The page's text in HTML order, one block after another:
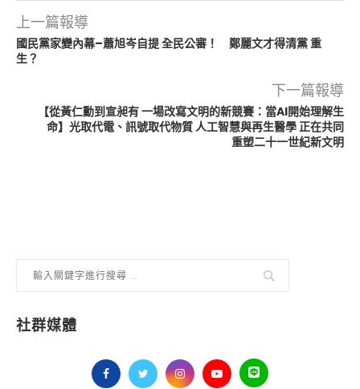
上一篇報導
國民黨家變內幕–蕭旭岑自提 全民公審！ 鄭麗文才得清黨 重
生？
下一篇報導
【從黃仁勳到宣昶有 一場改寫文明的新競賽：當AI開始理解生
命】光取代電、訊號取代物質 人工智慧與再生醫學 正在共同
重塑二十一世紀新文明
社群媒體